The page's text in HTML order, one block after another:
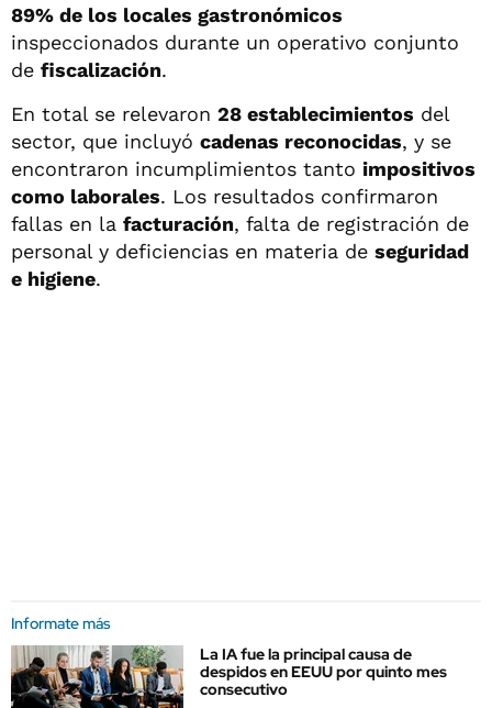
89% de los locales gastronómicos
inspeccionados durante un operativo conjunto
de fiscalización.
En total se relevaron 28 establecimientos del
sector, que incluyó cadenas reconocidas, y se
encontraron incumplimientos tanto impositivos
como laborales. Los resultados confirmaron
fallas en la facturación, falta de registración de
personal y deficiencias en materia de seguridad
e higiene.
Informate más
La IA fue la principal causa de
despidos en EEUU por quinto mes
consecutivo